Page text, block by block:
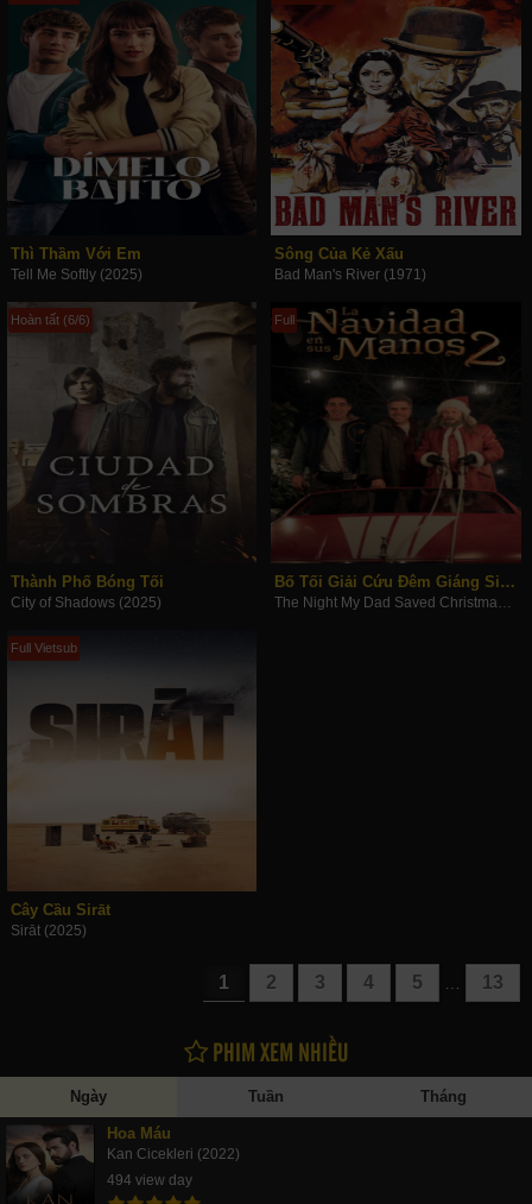
Thì Thầm Với Em
Tell Me Softly (2025)
Sông Của Kẻ Xấu
Bad Man's River (1971)
Hoàn tất (6/6)
Thành Phố Bóng Tối
City of Shadows (2025)
Full
Bố Tối Giải Cứu Đêm Giáng Sinh 2
The Night My Dad Saved Christmas 2 (2025)
Full Vietsub
Cây Cầu Sirāt
Sirāt (2025)
1 2 3 4 5 13
PHIM XEM NHIỀU
Ngày Tuần Tháng
Hoa Máu
Kan Cicekleri (2022)
494 view day